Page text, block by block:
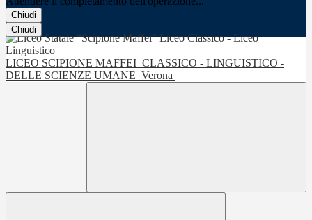
Chiudi
Chiudi
LICEO SCIPIONE MAFFEI CLASSICO - LINGUISTICO -
DELLE SCIENZE UMANE Verona